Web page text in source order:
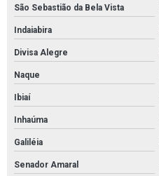
São Sebastião da Bela Vista
Indaiabira
Divisa Alegre
Naque
Ibiaí
Inhaúma
Galiléia
Senador Amaral